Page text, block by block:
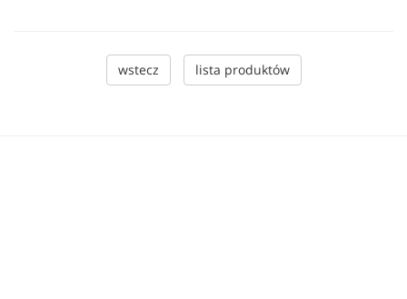
wstecz lista produktów